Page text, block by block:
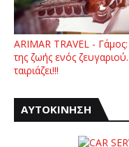
ARIMAR TRAVEL -
της ζωής ενός
ταιριάζει!!!
ΑΥΤΟΚΙΝΗΣΗ